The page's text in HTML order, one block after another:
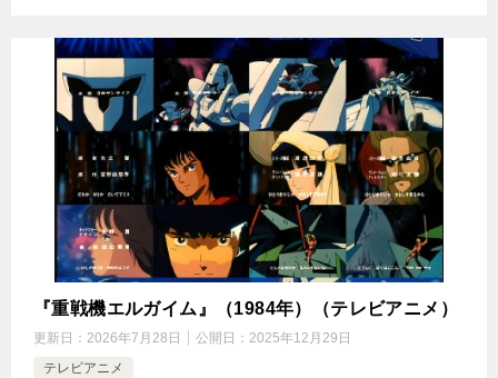
『重戦機エルガイム』（1984年）（テレビアニメ）
更新日： 2026年7月28日 公開日： 2025年12月29日
テレビアニメ